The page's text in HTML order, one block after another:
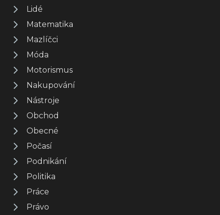
Lidé
Matematika
Mazlíčci
Móda
Motorismus
Nakupování
Nástroje
Obchod
Obecné
Počasí
Podnikání
Politika
Práce
Právo